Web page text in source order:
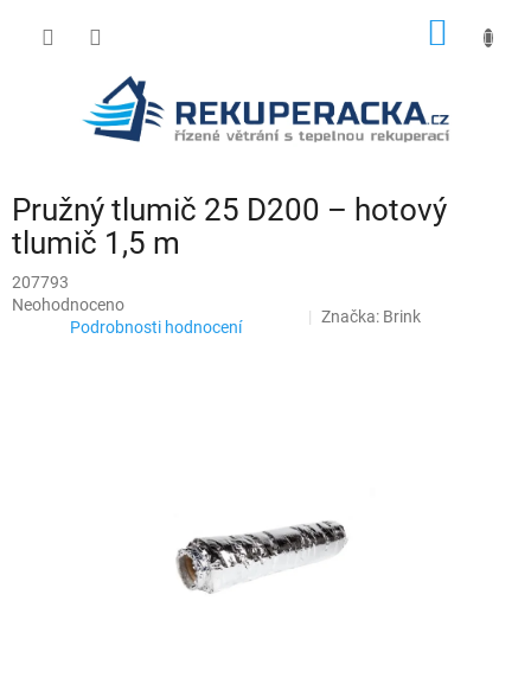
Pružný tlumič 25 D200 – hotový
tlumič 1,5 m
207793
Průměrné
hodnocení
Neohodnoceno
Podrobnosti hodnocení
Značka: Brink